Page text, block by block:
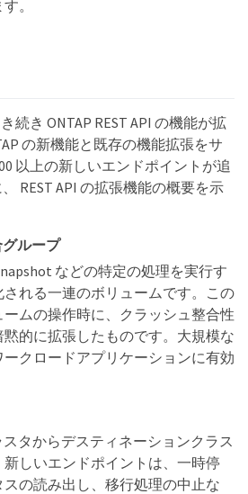
。
続き ONTAP REST API の機能が拡
の新機能と既存の機能拡張をサ
以上の新しいエンドポイントが追
REST API の拡張機能の概要を示
ループ
などの特定の処理を実行す
れる一連のボリュームです。この
ムの操作時に、クラッシュ整合性
的に拡張したものです。大規模な
クロードアプリケーションに有効
スタからデスティネーションクラス
しいエンドポイントは、一時停
の読み出し、移行処理の中止な